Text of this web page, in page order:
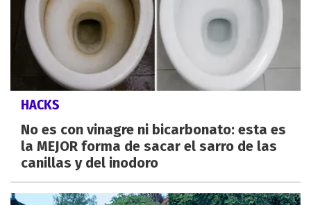
HACKS
No es con vinagre ni bicarbonato: esta es
la MEJOR forma de sacar el sarro de las
canillas y del inodoro